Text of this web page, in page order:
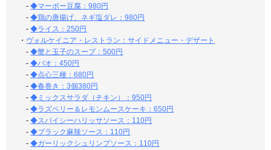
-◆マーボー豆腐：980円
-◆鶏の唐揚げ、ネギ塩ダレ：980円
-◆ライス：250円
・ ヴォルケイニア・レストラン：サイドメニュー・デザート
-◆蟹と玉子のスープ：500円
-◆パオ：450円
-◆点心三種：680円
-◆春巻き：3個380円
-◆ミックスサラダ（チキン）：950円
-◆ラズベリー＆レモンムースケーキ：650円
-◆スパイシーハリッサソース：110円
-◆ブラック麻辣ソース：110円
-◆ガーリックシュリンプソース：110円